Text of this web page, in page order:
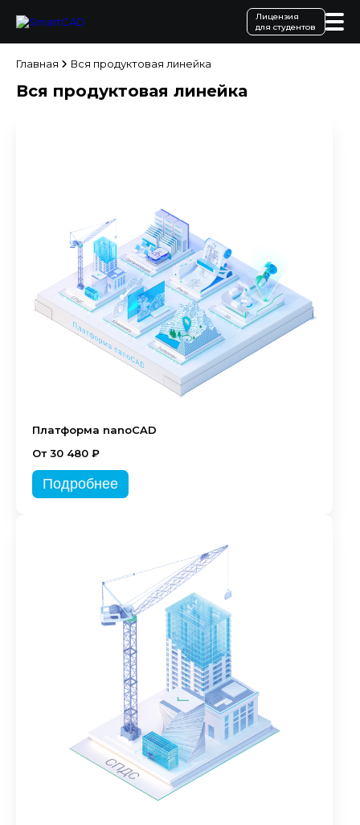
Лицензия
для студентов
Главная Вся продуктовая линейка
Вся продуктовая линейка
Платформа nanoCAD
От 30 480 ₽
Подробнее